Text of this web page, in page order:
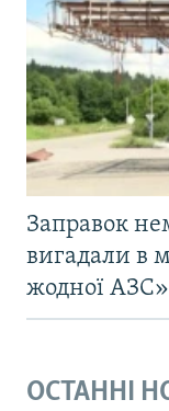
Заправок
вигадали в
жодної
ОСТАННІ